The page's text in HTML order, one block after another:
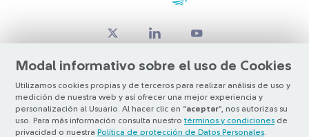
Modal informativo sobre el uso de Cookies
Utilizamos cookies propias y de terceros para realizar análisis de uso y
medición de nuestra web y así ofrecer una mejor experiencia y
personalización al Usuario. Al hacer clic en “aceptar”, nos autorizas su
uso. Para más información consulta nuestro términos y condiciones de
privacidad o nuestra Política de protección de Datos Personales
© Copyright Grupo SURA 2026